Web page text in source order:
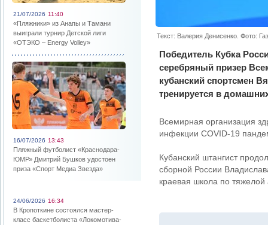
21/07/2026 11:40
«Пляжники» из Анапы и Тамани
выиграли турнир Детской лиги
«ОТЭКО – Energy Volley»
16/07/2026 13:43
Пляжный футболист «Краснодара-
ЮМР» Дмитрий Бушков удостоен
приза «Спорт Медиа Звезда»
24/06/2026 16:34
В Кропоткине состоялся мастер-
класс баскетболиста «Локомотива-
Текст: Валерия Денисенко. Фото:
Победитель Кубка
серебряный призер
кубанский спортсмен
тренируется в
Всемирная организация
инфекции COVID-19
Кубанский штангист
сборной России
краевая школа по тяжелой